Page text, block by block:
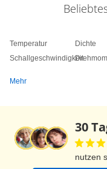
Temperatur
Schallgeschwindigkeit
Dichte
Mehr
30
nutzen